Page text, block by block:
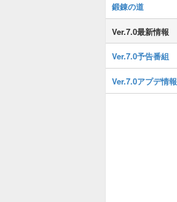
鍛錬の道
Ver.7.0最新情報
Ver.7.0予告番組
Ver.7.0アプデ情報